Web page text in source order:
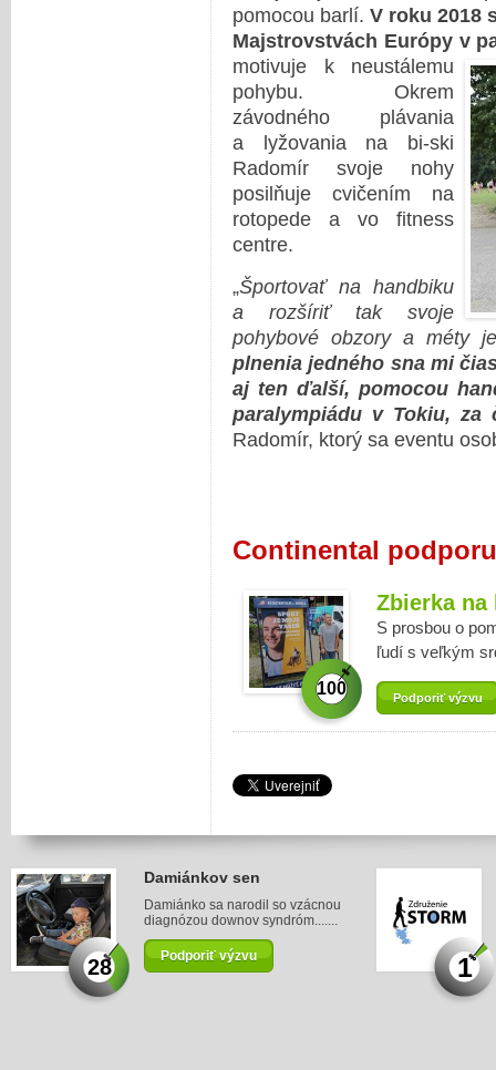
pomocou barlí. V roku 2018
Majstrovstvách Európy v
motivuje k neustálemu
pohybu. Okrem
závodného plávania
a lyžovania na bi-ski
Radomír svoje nohy
posilňuje cvičením na
rotopede a vo fitness
centre.
„Športovať na handbiku
a rozšíriť tak svoje
pohybové obzory a méty
plnenia jedného sna mi
aj ten ďalší, pomocou
paralympiádu v Tokiu,
Radomír, ktorý sa eventu
Continental
100
Zbierka na
S prosbou o
ľudí s veľkým
Podporiť výzvu
28
Damiánkov sen
Damiánko sa narodil so vzácnou
diagnózou downov syndróm.......
Podporiť výzvu 1